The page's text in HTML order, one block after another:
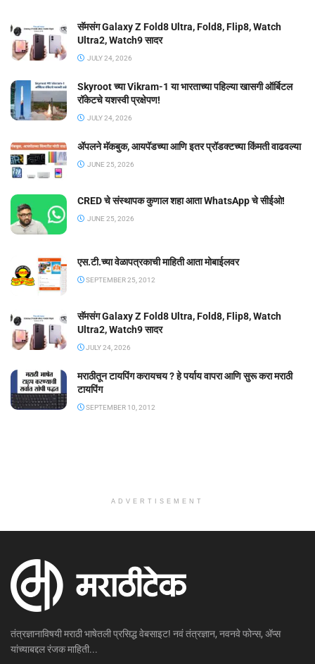
सॅमसंग Galaxy Z Fold8 Ultra, Fold8, Flip8, Watch
Ultra2, Watch9 सादर
JULY 24, 2026
Skyroot च्या Vikram-1 या भारताच्या पहिल्या खासगी ऑर्बिटल
रॉकेटचे यशस्वी प्रक्षेपण!
JULY 24, 2026
ॲपलने मॅकबुक, आयपॅडच्या आणि इतर प्रॉडक्टच्या किंमती वाढवल्या
JUNE 25, 2026
CRED चे संस्थापक कुणाल शहा आता WhatsApp चे सीईओ!
JUNE 25, 2026
एस.टी.च्या वेळापत्रकाची माहिती आता मोबाईलवर
SEPTEMBER 25, 2012
सॅमसंग Galaxy Z Fold8 Ultra, Fold8, Flip8, Watch
Ultra2, Watch9 सादर
JULY 24, 2026
मराठीतून टायपिंग करायचय ? हे पर्याय वापरा आणि सुरू करा मराठी
टायपिंग
SEPTEMBER 10, 2012
ADVERTISEMENT
तंत्रज्ञानाविषयी मराठी भाषेतली प्रसिद्ध वेबसाइट! नवं तंत्रज्ञान, नवनवे फोन्स, ॲप्स
यांच्याबद्दल रंजक माहिती...